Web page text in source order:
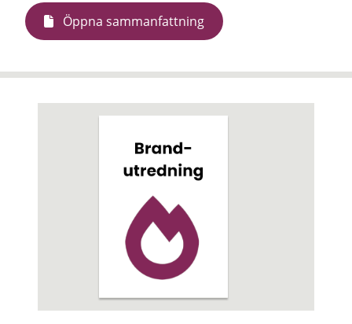
Öppna sammanfattning